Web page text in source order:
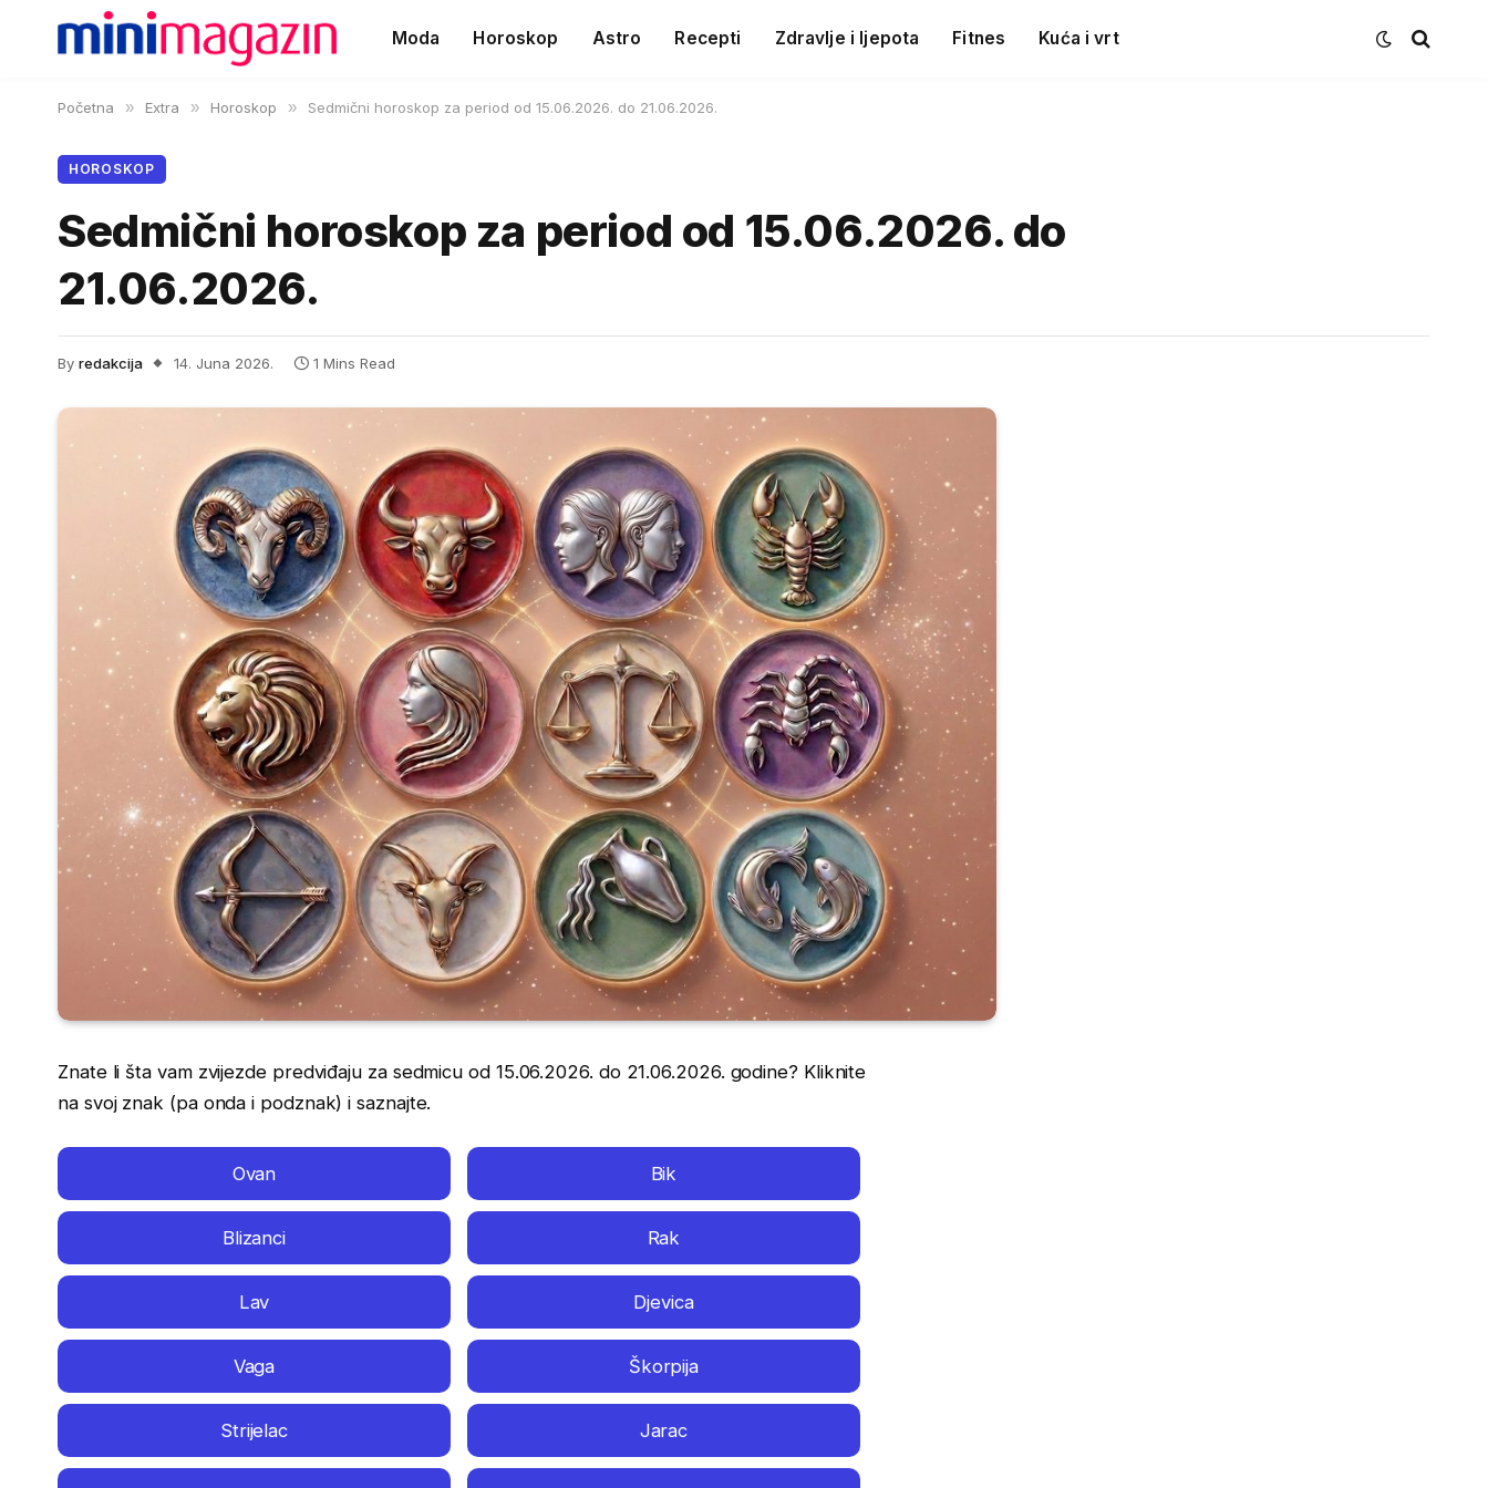
Moda Horoskop Astro Recepti Zdravlje i ljepota Fitnes Kuća i vrt
Početna » Extra » Horoskop » Sedmični horoskop za period od 15.06.2026. do 21.06.2026.
HOROSKOP
Sedmični horoskop za period od 15.06.2026. do
21.06.2026.
By redakcija 14. Juna 2026. 1 Mins Read
Znate li šta vam zvijezde predviđaju za sedmicu od 15.06.2026. do 21.06.2026. godine? Kliknite
na svoj znak (pa onda i podznak) i saznajte.
Ovan Bik
Blizanci Rak
Lav Djevica
Vaga Škorpija
Strijelac Jarac